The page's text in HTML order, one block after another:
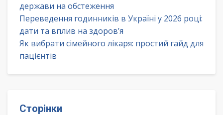
держави на обстеження
Переведення годинників в Україні у 2026 році:
дати та вплив на здоров’я
Як вибрати сімейного лікаря: простий гайд для
пацієнтів
Сторінки